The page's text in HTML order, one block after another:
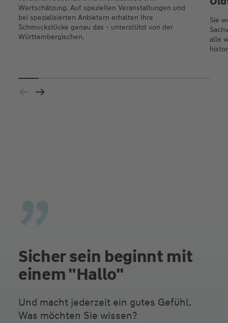
Wertschätzung. Auf speziellen Veranstaltungen und
bei spezialisierten Anbietern erhalten Ihre
Schmuckstücke genau das - unterstützt von der
Württembergischen.
Sie
alle
Sicher sein beginnt mit
einem "Hallo"
Und macht jederzeit ein gutes Gefühl.
Was möchten Sie wissen?